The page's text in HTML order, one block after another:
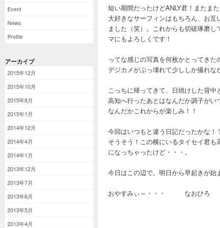
Event
News
Profile
アーカイブ
2015年12月
2015年10月
2015年8月
2015年1月
2014年12月
2014年4月
2014年1月
2013年12月
2013年7月
2013年6月
2013年5月
2013年4月
短い期間だったけどANLY君！またま
大好きなサーフィンはもちろん、お
ました（笑）。これからも切磋琢磨
マにもよろしくです！
ってな感じの写真を何枚かとってき
デジカメがぶっ壊れて少ししか撮れな
こっちに帰ってきて、日焼けした背
高知へ行ったあとはなんだか調子が
なんだかこれからが楽しみ！！
今回はいつもと違う日記だったかな
そうそう！この横にいるタイセイ君
になっちゃったけど・・・。
今日はこの辺で。明日から早起きが始
おやすみぃ～・・・ なおひろ